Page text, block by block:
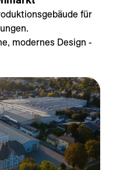
für
modernes Design -